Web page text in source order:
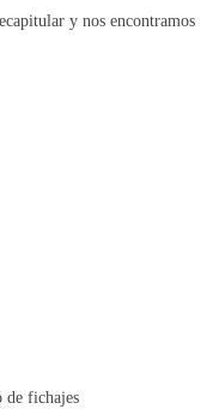
y nos encontramos
de fichajes